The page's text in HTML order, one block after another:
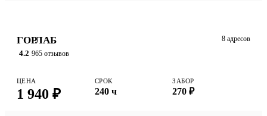
ГОРЛАБ
4.2 965 отзывов
8 адресов
ЦЕНА
1 940 ₽
СРОК
240 ч
ЗАБОР
270 ₽